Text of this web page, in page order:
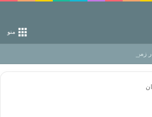
منو
زمین‌، دوری وکناره‌گیری از راه خداست‌!